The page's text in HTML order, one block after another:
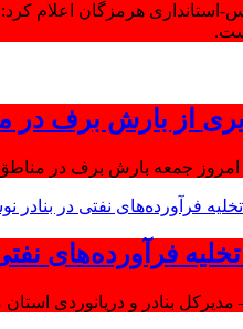
استانداری هرمزگان اعلام
از بارش برف در
امروز جمعه بارش برف در
فرآورده‌های
مدیرکل بنادر و دریانوردی